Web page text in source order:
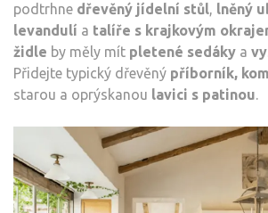
podtrhne dřevěný jídelní stůl, lněný
levandulí a talíře s krajkovým
židle by měly mít pletené sedáky a
Přidejte typický dřevěný příborník,
starou a oprýskanou lavici s patinou.